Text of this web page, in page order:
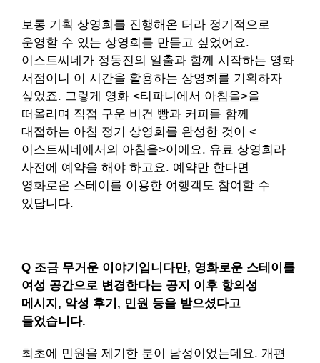
보통 기획 상영회를 진행해온 터라 정기적으로
운영할 수 있는 상영회를 만들고 싶었어요.
이스트씨네가 정동진의 일출과 함께 시작하는 영화
서점이니 이 시간을 활용하는 상영회를 기획하자
싶었죠. 그렇게 영화 <티파니에서 아침을>을
떠올리며 직접 구운 비건 빵과 커피를 함께
대접하는 아침 정기 상영회를 완성한 것이 <
이스트씨네에서의 아침을>이에요. 유료 상영회라
사전에 예약을 해야 하고요. 예약만 한다면
영화로운 스테이를 이용한 여행객도 참여할 수
있답니다.
Q 조금 무거운 이야기입니다만, 영화로운 스테이를
여성 공간으로 변경한다는 공지 이후 항의성
메시지, 악성 후기, 민원 등을 받으셨다고
들었습니다.
최초에 민원을 제기한 분이 남성이었는데요. 개편